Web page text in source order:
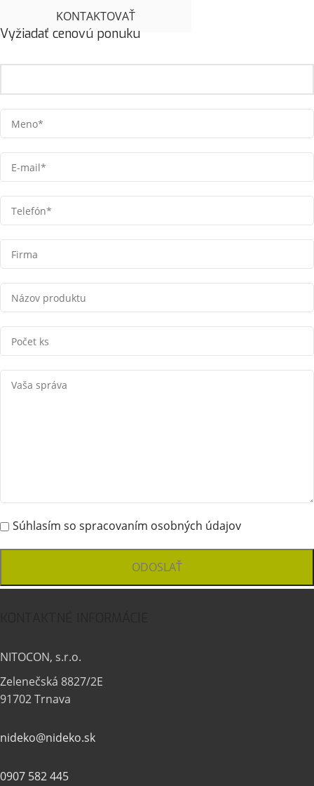
KONTAKTOVAŤ
Vyžiadať cenovú ponuku
Súhlasím so spracovaním osobných údajov
NITOCON, s.r.o.
Zelenečská 8827/2E
91702 Trnava
nideko@nideko.sk
0907 582 445